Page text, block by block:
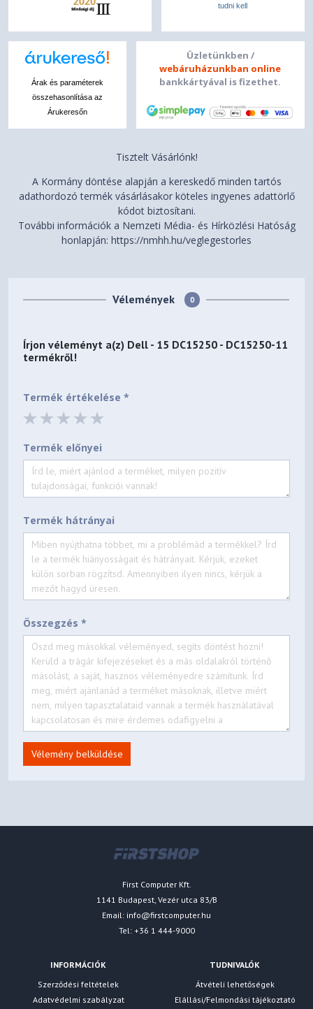
tudni kell
Árak és paraméterek
összehasonlítása az
Árukeresőn
Üzletünkben /
webáruházunkban online
bankkártyával is fizethet.
Tisztelt Vásárlónk!
A Kormány döntése alapján a kereskedő minden tartós
adathordozó termék vásárlásakor köteles ingyenes adattörlő
kódot biztosítani.
További információk a Nemzeti Média- és Hírközlési Hatóság
honlapján: https://nmhh.hu/veglegestorles
Vélemények 0
Írjon véleményt a(z) Dell - 15 DC15250 - DC15250-11
termékről!
Termék értékelése *
Termék előnyei
Termék hátrányai
Összegzés *
Vélemény belküldése
First Computer Kft.
1141 Budapest, Vezér utca 83/B
Email: info@firstcomputer.hu
Tel: +36 1 444-9000
INFORMÁCIÓK
Szerződési feltételek
Adatvédelmi szabályzat
TUDNIVALÓK
Átvételi lehetőségek
Elállási/Felmondási tájékoztató